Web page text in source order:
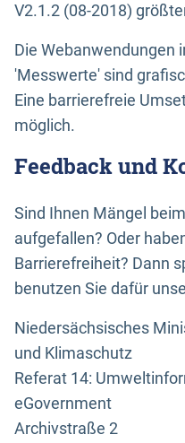
V2.1.2 (08-2018)
Die Webanwendungen
'Messwerte' sind
Eine barrierefreie
möglich.
Feedback und
Sind Ihnen Mängel
aufgefallen? Oder
Barrierefreiheit? Dann
benutzen Sie dafür
Niedersächsisches
und Klimaschutz
Referat 14:
eGovernment
Archivstraße 2